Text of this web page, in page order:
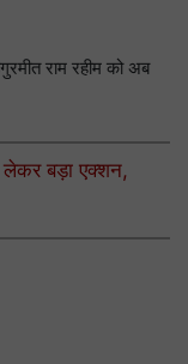
राम रहीम को अब
लेकर बड़ा एक्शन,